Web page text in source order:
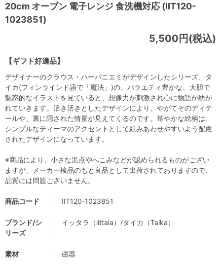
20cm オーブン 電子レンジ 食洗機対応 (IIT120-
1023851)
【ギフト好適品】
5,500円(税込)
商品コード IIT120-1023851
ブランド/シ
リーズ
イッタラ（iittala）/タイカ（Taika）
素材 磁器
デザイナーのクラウス・ハーパニエミがデザインしたシリーズ、タ
イカ(フィンラインド語で「魔法」)の、バラエティ豊かな、大胆で
魅惑的なイラストを見ていると、想像力が刺激され心に物語が紡が
れていきます。活き活きとしたデザインにより、やがてそのディテ
ールや、裏に隠された情景が見えてくるのです。華やかな絵柄は、
シンプルなティーマのアクセントとして組みあわせやすいよう配慮
されたデザインになっています。
※商品により、小さな黒点やへこみなどが認められるものがござい
ますが、メーカー検品のもと良品として出荷されておりますので、
品質には問題ございません。